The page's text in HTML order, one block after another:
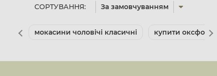
СОРТУВАННЯ: За замовчуванням
мокасини чоловічі класичні купити